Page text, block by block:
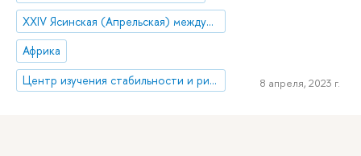
XXIV Ясинская (Апрельская) международная научная конференция по проблемам развития экономики и общества
Африка
Центр изучения стабильности и рисков
8 апреля, 2023 г.